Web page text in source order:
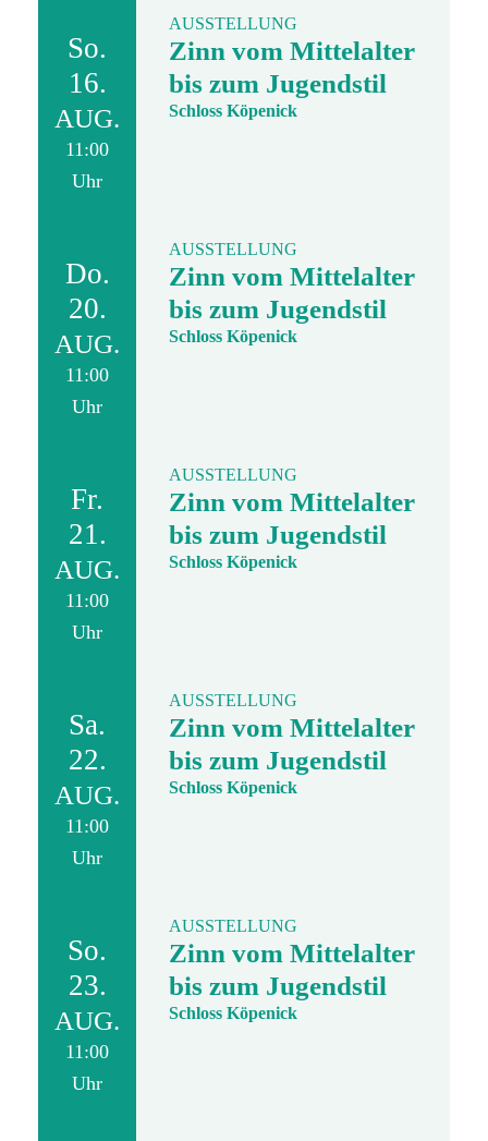
So.
16.
AUG.
11:00
Uhr
AUSSTELLUNG
Zinn vom Mittelalter
bis zum Jugendstil
Schloss Köpenick
Do.
20.
AUG.
11:00
Uhr
AUSSTELLUNG
Zinn vom Mittelalter
bis zum Jugendstil
Schloss Köpenick
Fr.
21.
AUG.
11:00
Uhr
AUSSTELLUNG
Zinn vom Mittelalter
bis zum Jugendstil
Schloss Köpenick
Sa.
22.
AUG.
11:00
Uhr
AUSSTELLUNG
Zinn vom Mittelalter
bis zum Jugendstil
Schloss Köpenick
So.
23.
AUG.
11:00
Uhr
AUSSTELLUNG
Zinn vom Mittelalter
bis zum Jugendstil
Schloss Köpenick